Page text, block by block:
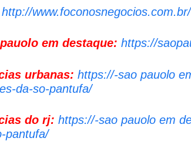
http://
em destaque: https://
urbanas: https://-sao pauolo
da-so-pantufa/
do rj: https://-sao pauolo em
pantufa/